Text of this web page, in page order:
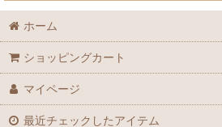
自然史博物館友の会 会誌「Nature
72巻（2026年）
71巻（2025年）
ホーム
ショッピングカート
マイページ
最近チェックしたアイテム